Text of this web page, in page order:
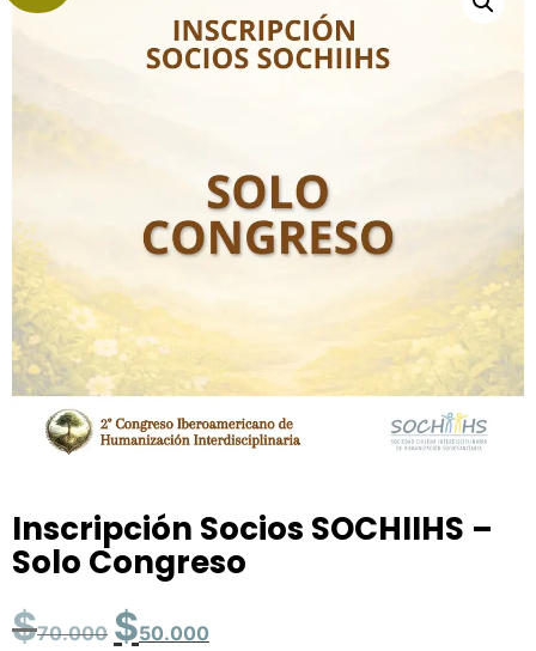
Inscripción Socios SOCHIIHS –
Solo Congreso
$70.000 $50.000